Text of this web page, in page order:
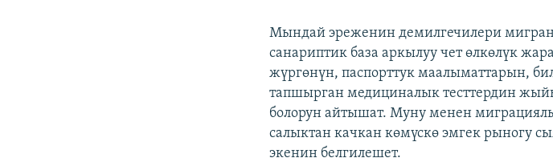
Мындай эреженин демилгечилери
санариптик база аркылуу чет өлкөлүк
жүргөнүн, паспорттук маалыматтарын,
тапшырган медициналык тесттердин
болорун айтышат. Муну менен
салыктан качкан көмүскө эмгек рыногу
экенин белгилешет.